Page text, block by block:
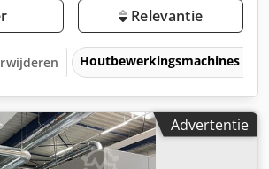
Relevantie
Houtbewerkingsmachines
Advertentie